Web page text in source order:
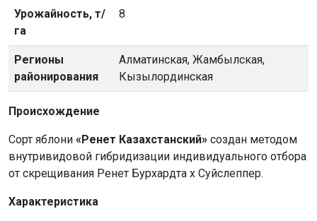
Урожайность, т/
га
8
Регионы
районирования
Алматинская, Жамбылская,
Кызылординская
Происхождение
Сорт яблони «Ренет Казахстанский» cоздан методом
внутривидовой гибридизации индивидуального отбора
от скрещивания Ренет Бурхардта х Суйслеппер.
Характеристика